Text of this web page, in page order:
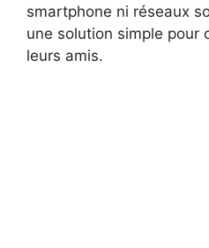
smartphone ni réseaux
une solution simple pour
leurs amis.